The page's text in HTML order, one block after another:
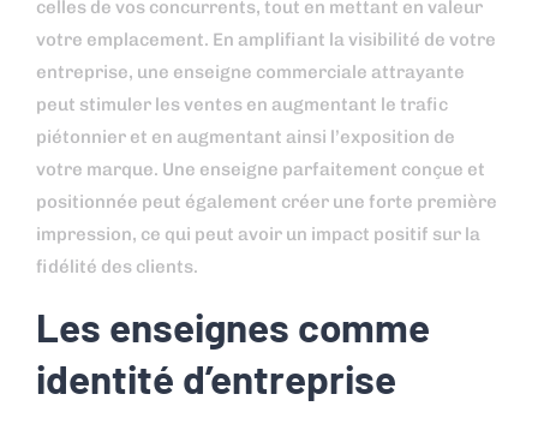
celles de vos concurrents, tout en mettant en valeur
votre emplacement. En amplifiant la visibilité de votre
entreprise, une enseigne commerciale attrayante
peut stimuler les ventes en augmentant le trafic
piétonnier et en augmentant ainsi l’exposition de
votre marque. Une enseigne parfaitement conçue et
positionnée peut également créer une forte première
impression, ce qui peut avoir un impact positif sur la
fidélité des clients.
Les enseignes comme
identité d’entreprise